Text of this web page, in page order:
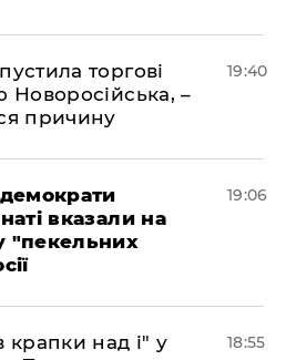
торгові
–
причину
19:40
демократи
вказали на
"пекельних
19:06
крапки над і" у
18:55